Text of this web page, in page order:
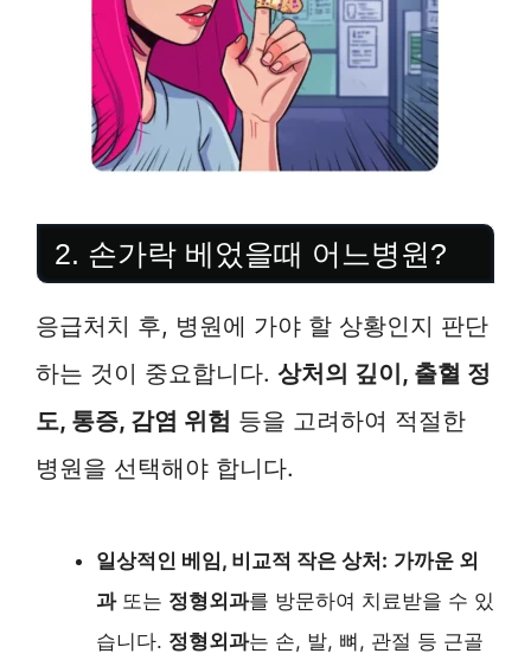
2. 손가락 베었을때 어느병원?
응급처치 후, 병원에 가야 할 상황인지 판단
하는 것이 중요합니다. 상처의 깊이, 출혈 정
도, 통증, 감염 위험 등을 고려하여 적절한
병원을 선택해야 합니다.
일상적인 베임, 비교적 작은 상처: 가까운 외
과또는 정형외과를 방문하여 치료받을 수 있
습니다. 정형외과는 손, 발, 뼈, 관절 등 근골